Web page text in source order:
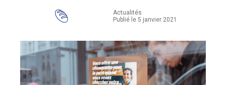
Actualités
Publié le 5 janvier 2021